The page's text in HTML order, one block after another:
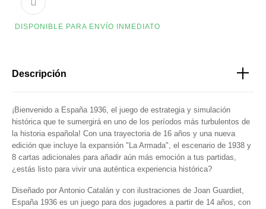
DISPONIBLE PARA ENVÍO INMEDIATO
Descripción
¡Bienvenido a España 1936, el juego de estrategia y simulación
histórica que te sumergirá en uno de los períodos más turbulentos de
la historia española! Con una trayectoria de 16 años y una nueva
edición que incluye la expansión "La Armada", el escenario de 1938 y
8 cartas adicionales para añadir aún más emoción a tus partidas,
¿estás listo para vivir una auténtica experiencia histórica?
Diseñado por Antonio Catalán y con ilustraciones de Joan Guardiet,
España 1936 es un juego para dos jugadores a partir de 14 años, con